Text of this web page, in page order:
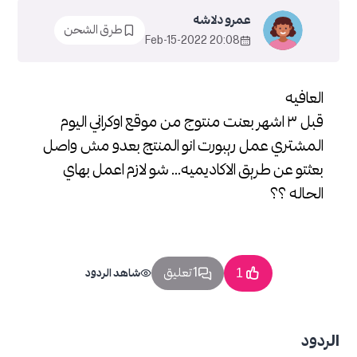
العافيه
قبل ٣ اشهر بعنت منتوج من موقع اوكراني اليوم
المشتري عمل ريبورت انو المنتج بعدو مش واصل
بعثتو عن طريق الاكاديميه... شو لازم اعمل بهاي
الحاله ؟؟
عمرو دلاشه
20:08 2022-Feb-15
طرق الشحن
1 1 تعليق شاهد الردود
الردود